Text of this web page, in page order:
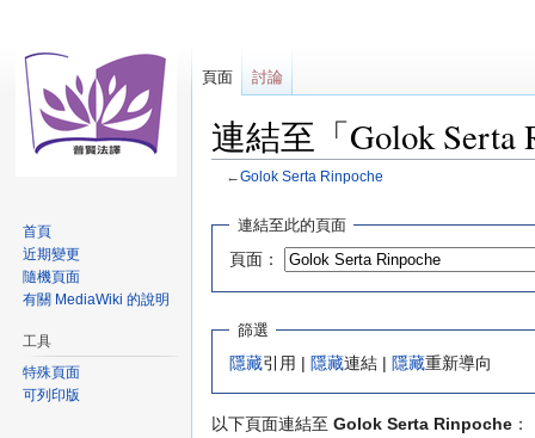
連結至「Golok Serta
←Golok Serta Rinpoche
覽
尋
連結至此的頁面
頁面：
篩選
隱藏引用 | 隱藏連結 | 隱藏重新導向
以下頁面連結至 Golok Serta Rinpoche ：
頁面 討論
首頁
近期變更
隨機頁面
有關 MediaWiki 的說明
工具
特殊頁面
可列印版